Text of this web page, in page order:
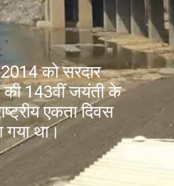
को सरदार
143वीं जयंती के
एकता दिवस
गया था।